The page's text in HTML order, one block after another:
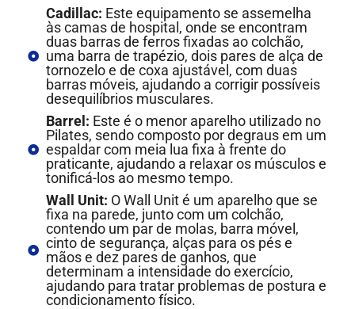
Cadillac: Este equipamento se assemelha
às camas de hospital, onde se encontram
duas barras de ferros fixadas ao colchão,
uma barra de trapézio, dois pares de alça de
tornozelo e de coxa ajustável, com duas
barras móveis, ajudando a corrigir possíveis
desequilíbrios musculares.
Barrel: Este é o menor aparelho utilizado no
Pilates, sendo composto por degraus em um
espaldar com meia lua fixa à frente do
praticante, ajudando a relaxar os músculos e
tonificá-los ao mesmo tempo.
Wall Unit: O Wall Unit é um aparelho que se
fixa na parede, junto com um colchão,
contendo um par de molas, barra móvel,
cinto de segurança, alças para os pés e
mãos e dez pares de ganhos, que
determinam a intensidade do exercício,
ajudando para tratar problemas de postura e
condicionamento físico.